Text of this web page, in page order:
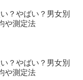
？やばい？男女別
や測定法
？やばい？男女別
や測定法